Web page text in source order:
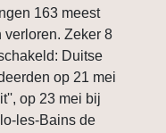
163 meest
verloren. Zeker 8
Duitse
op 21 mei
op 23 mei bij
les-Bains de